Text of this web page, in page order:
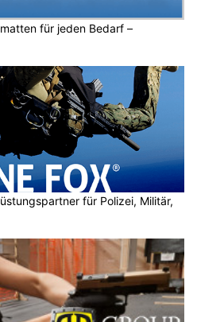
für jeden Bedarf –
für Polizei, Militär,